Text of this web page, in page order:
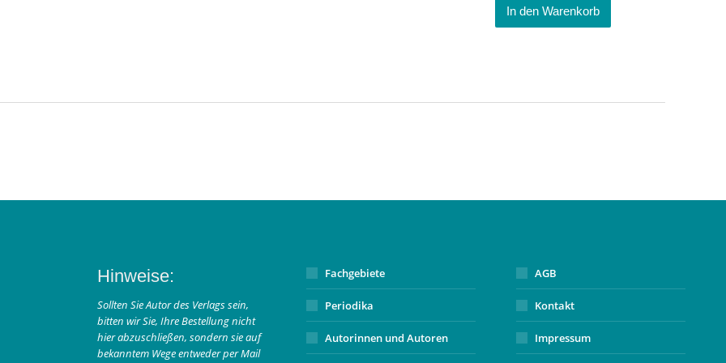
In den Warenkorb
Hinweise:
Sollten Sie Autor des Verlags sein,
bitten wir Sie, Ihre Bestellung nicht
hier abzuschließen, sondern sie auf
bekanntem Wege entweder per Mail
Fachgebiete
Periodika
Autorinnen und Autoren
AGB
Kontakt
Impressum